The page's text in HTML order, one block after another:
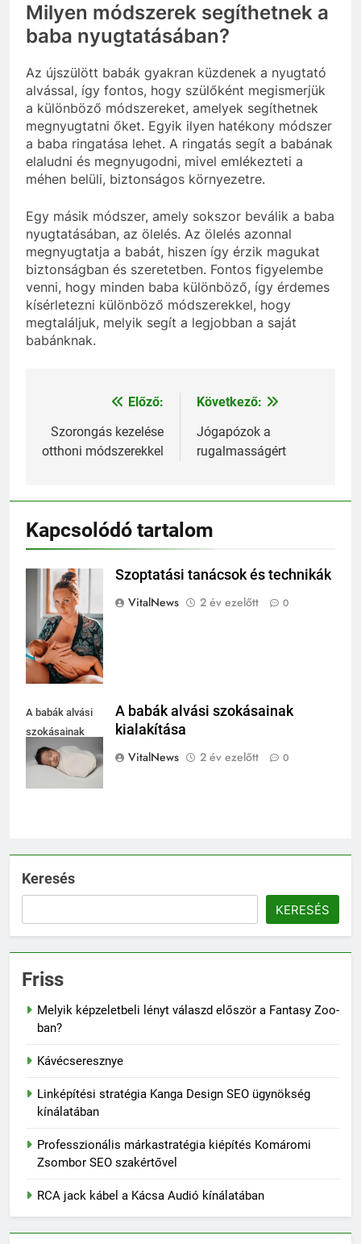
Milyen módszerek segíthetnek a
baba nyugtatásában?
Az újszülött babák gyakran küzdenek a nyugtató
alvással, így fontos, hogy szülőként megismerjük
a különböző módszereket, amelyek segíthetnek
megnyugtatni őket. Egyik ilyen hatékony módszer
a baba ringatása lehet. A ringatás segít a babának
elaludni és megnyugodni, mivel emlékezteti a
méhen belüli, biztonságos környezetre.
Egy másik módszer, amely sokszor beválik a baba
nyugtatásában, az ölelés. Az ölelés azonnal
megnyugtatja a babát, hiszen így érzik magukat
biztonságban és szeretetben. Fontos figyelembe
venni, hogy minden baba különböző, így érdemes
kísérletezni különböző módszerekkel, hogy
megtaláljuk, melyik segít a legjobban a saját
babánknak.
Bejegyzés
navigáció
Előző:
Szorongás kezelése
otthoni módszerekkel
Következő:
Jógapózok a
rugalmasságért
Kapcsolódó tartalom
Szoptatási
tanácsok és
technikák
Szoptatási tanácsok és technikák
VitalNews
2 év ezelőtt 0
A babák alvási
szokásainak
kialakítása
A babák alvási szokásainak
kialakítása
VitalNews
2 év ezelőtt 0
Keresés
KERESÉS
Friss
Melyik képzeletbeli lényt válaszd először a Fantasy Zoo-
ban?
Kávécseresznye
Linképítési stratégia Kanga Design SEO ügynökség
kínálatában
Professzionális márkastratégia kiépítés Komáromi
Zsombor SEO szakértővel
RCA jack kábel a Kácsa Audió kínálatában